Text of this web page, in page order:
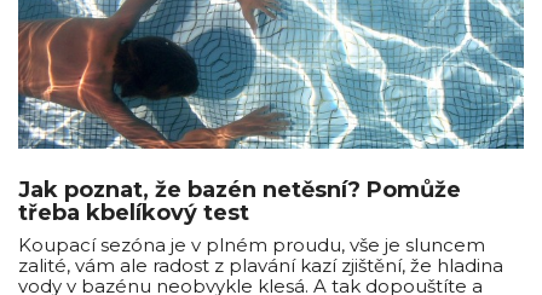
Jak poznat, že bazén netěsní? Pomůže
třeba kbelíkový test
Koupací sezóna je v plném proudu, vše je sluncem
zalité, vám ale radost z plavání kazí zjištění, že hladina
vody v bazénu neobvykle klesá. A tak dopouštíte a